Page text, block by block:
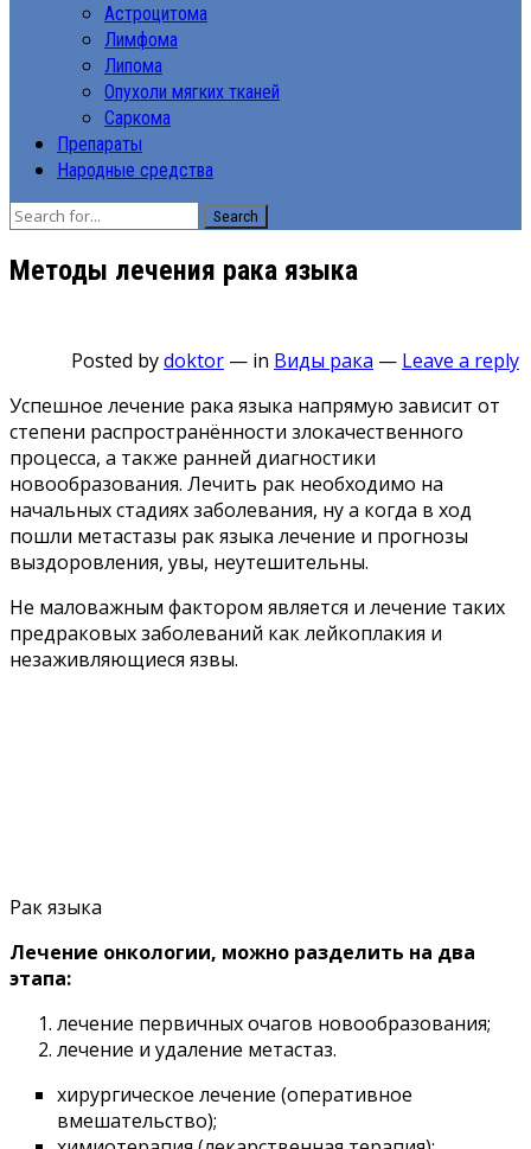
Астроцитома
Лимфома
Липома
Опухоли мягких тканей
Саркома
Препараты
Народные средства
Search
Методы лечения рака языка
Posted bydoktor — in Виды рака — Leave a reply
Успешное лечение рака языка напрямую зависит от
степени распространённости злокачественного
процесса, а также ранней диагностики
новообразования. Лечить рак необходимо на
начальных стадиях заболевания, ну а когда в ход
пошли метастазы рак языка лечение и прогнозы
выздоровления, увы, неутешительны.
Не маловажным фактором является и лечение таких
предраковых заболеваний как лейкоплакия и
незаживляющиеся язвы.
Рак языка
Лечение онкологии, можно разделить на два
этапа:
лечение первичных очагов новообразования;
лечение и удаление метастаз.
хирургическое лечение (оперативное
вмешательство);